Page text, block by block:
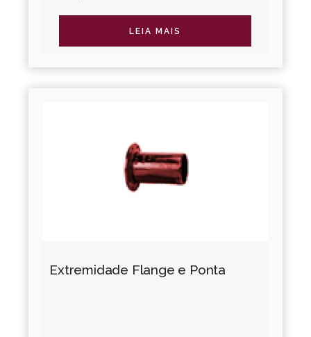
oferece revestimentos diferenciados,...
LEIA MAIS
Extremidade Flange e Ponta